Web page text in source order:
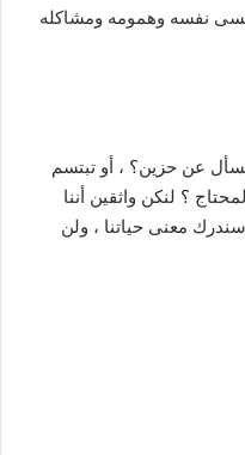
نفسه وهمومه ومشاكله
عن حزين؟ ، أو تبتسم
؟ لنكن واثقين أننا
معنى حياتنا ، ولن